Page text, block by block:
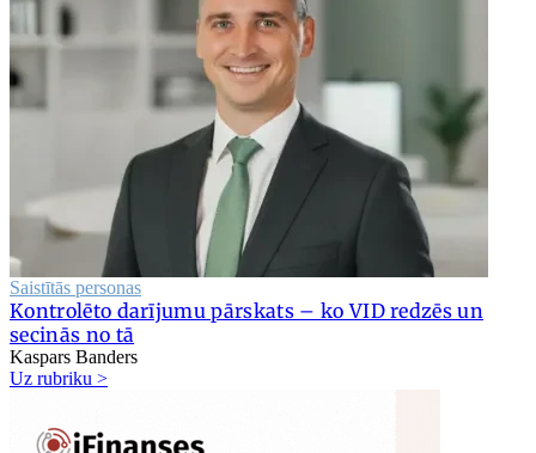
Saistītās personas
Kontrolēto darījumu pārskats – ko VID redzēs un
secinās no tā
Kaspars Banders
Uz rubriku >